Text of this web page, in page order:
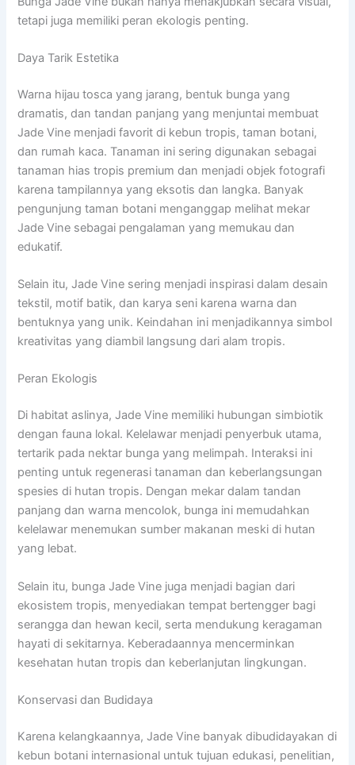
tetapi juga memiliki peran ekologis penting.
Daya Tarik Estetika
Warna hijau tosca yang jarang, bentuk bunga yang
dramatis, dan tandan panjang yang menjuntai membuat
Jade Vine menjadi favorit di kebun tropis, taman botani,
dan rumah kaca. Tanaman ini sering digunakan sebagai
tanaman hias tropis premium dan menjadi objek fotografi
karena tampilannya yang eksotis dan langka. Banyak
pengunjung taman botani menganggap melihat mekar
Jade Vine sebagai pengalaman yang memukau dan
edukatif.
Selain itu, Jade Vine sering menjadi inspirasi dalam desain
tekstil, motif batik, dan karya seni karena warna dan
bentuknya yang unik. Keindahan ini menjadikannya simbol
kreativitas yang diambil langsung dari alam tropis.
Peran Ekologis
Di habitat aslinya, Jade Vine memiliki hubungan simbiotik
dengan fauna lokal. Kelelawar menjadi penyerbuk utama,
tertarik pada nektar bunga yang melimpah. Interaksi ini
penting untuk regenerasi tanaman dan keberlangsungan
spesies di hutan tropis. Dengan mekar dalam tandan
panjang dan warna mencolok, bunga ini memudahkan
kelelawar menemukan sumber makanan meski di hutan
yang lebat.
Selain itu, bunga Jade Vine juga menjadi bagian dari
ekosistem tropis, menyediakan tempat bertengger bagi
serangga dan hewan kecil, serta mendukung keragaman
hayati di sekitarnya. Keberadaannya mencerminkan
kesehatan hutan tropis dan keberlanjutan lingkungan.
Konservasi dan Budidaya
Karena kelangkaannya, Jade Vine banyak dibudidayakan di
kebun botani internasional untuk tujuan edukasi, penelitian,